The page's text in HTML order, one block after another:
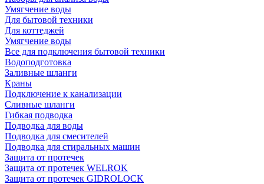
Умягчение воды
Для бытовой техники
Для коттеджей
Умягчение воды
Все для подключения бытовой техники
Водоподготовка
Заливные шланги
Краны
Подключение к канализации
Сливные шланги
Гибкая подводка
Подводка для воды
Подводка для смесителей
Подводка для стиральных машин
Защита от протечек
Защита от протечек WELROK
Защита от протечек GIDROLOCK